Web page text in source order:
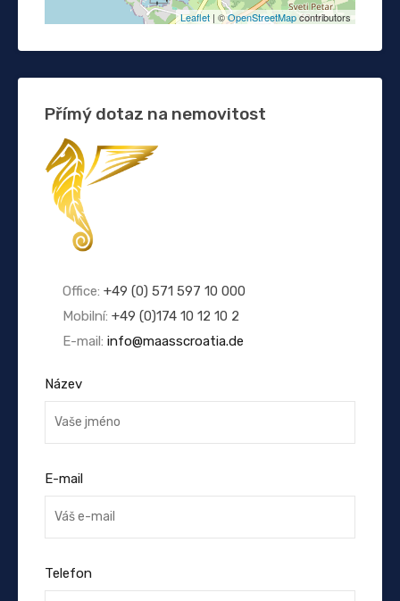
Leaflet | ©OpenStreetMapcontributors
Přímý dotaz na nemovitost
Office: +49 (0) 571 597 10 000
Mobilní: +49 (0)174 10 12 10 2
E-mail: info@maasscroatia.de
Název
E-mail
Telefon